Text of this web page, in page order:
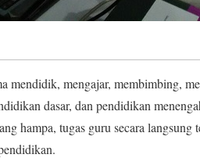
mendidik, mengajar, membimbing,
dasar, dan pendidikan
hampa, tugas guru secara langsung